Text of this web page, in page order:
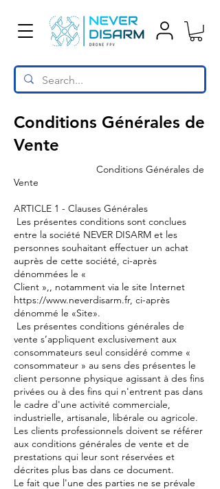
Conditions Générales de
Vente
Conditions Générales de
Vente
ARTICLE 1 - Clauses Générales
Les présentes conditions sont conclues
entre la société NEVER DISARM et les
personnes souhaitant effectuer un achat
auprès de cette société, ci-après
dénommées le «
Client »,, notamment via le site Internet
https://www.neverdisarm.fr, ci-après
dénommé le «Site».
Les présentes conditions générales de
vente s’appliquent exclusivement aux
consommateurs seul considéré comme «
consommateur » au sens des présentes le
client personne physique agissant à des fins
privées ou à des fins qui n'entrent pas dans
le cadre d'une activité commerciale,
industrielle, artisanale, libérale ou agricole.
Les clients professionnels doivent se référer
aux conditions générales de vente et de
prestations qui leur sont réservées et
décrites plus bas dans ce document.
Le fait que l'une des parties ne se prévale